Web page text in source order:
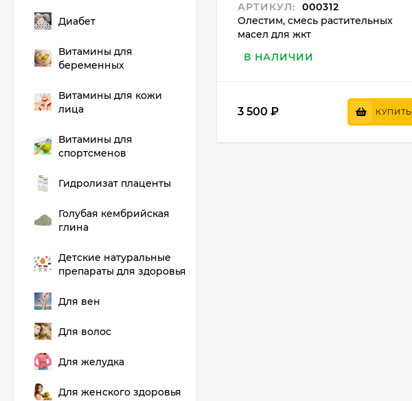
АРТИКУЛ:
000312
Олестим, смесь растительных
масел для жкт
В НАЛИЧИИ
3 500 ₽ КУПИТЬ
Диабет
Витамины для
беременных
Витамины для кожи
лица
Витамины для
спортсменов
Гидролизат плаценты
Голубая кембрийская
глина
Детские натуральные
препараты для здоровья
Для вен
Для волос
Для желудка
Для женского здоровья